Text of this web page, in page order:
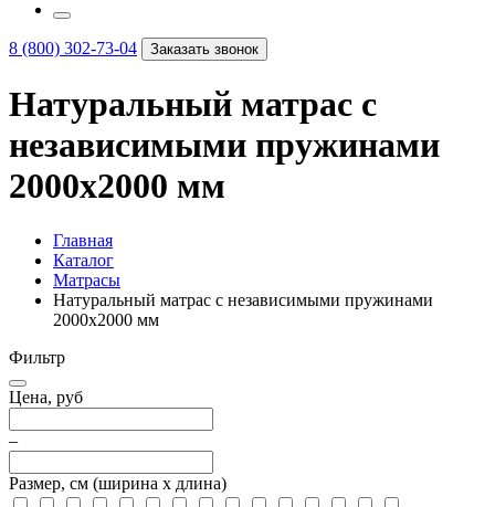
8 (800) 302-73-04 Заказать звонок
Натуральный матрас с
независимыми пружинами
2000х2000 мм
Главная
Каталог
Матрасы
Натуральный матрас с независимыми пружинами
2000х2000 мм
Фильтр
Цена, руб
–
Размер, см (ширина х длина)